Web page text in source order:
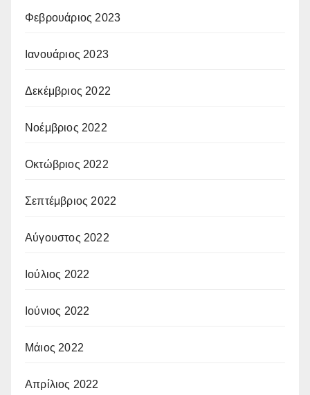
Φεβρουάριος 2023
Ιανουάριος 2023
Δεκέμβριος 2022
Νοέμβριος 2022
Οκτώβριος 2022
Σεπτέμβριος 2022
Αύγουστος 2022
Ιούλιος 2022
Ιούνιος 2022
Μάιος 2022
Απρίλιος 2022